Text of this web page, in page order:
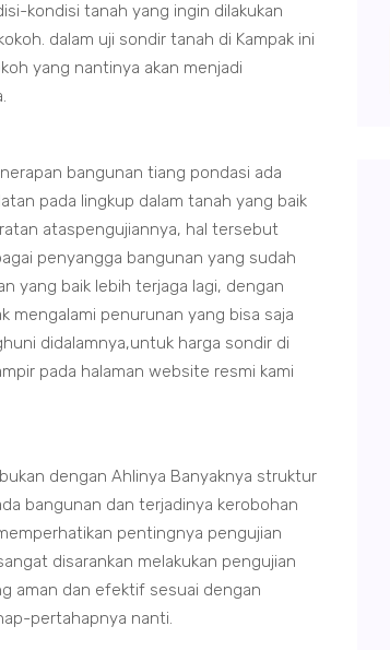
kondisi tanah yang ingin dilakukan
dalam uji sondir tanah di Kampak ini
yang nantinya akan menjadi
bangunan tiang pondasi ada
pada lingkup dalam tanah yang baik
ataspengujiannya, hal tersebut
penyangga bangunan yang sudah
yang baik lebih terjaga lagi, dengan
mengalami penurunan yang bisa saja
didalamnya,untuk harga sondir di
pada halaman website resmi kami
dengan Ahlinya Banyaknya struktur
bangunan dan terjadinya kerobohan
pentingnya pengujian
disarankan melakukan pengujian
aman dan efektif sesuai dengan
pertahapnya nanti.